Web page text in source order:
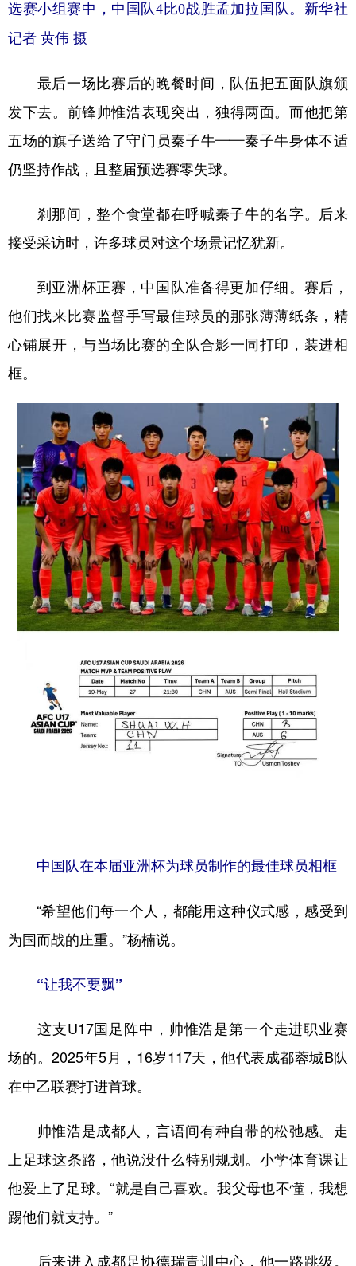
选赛小组赛中，中国队4比0战胜孟加拉国队。新华社
记者 黄伟 摄
最后一场比赛后的晚餐时间，队伍把五面队旗颁
发下去。前锋帅惟浩表现突出，独得两面。而他把第
五场的旗子送给了守门员秦子牛——秦子牛身体不适
仍坚持作战，且整届预选赛零失球。
刹那间，整个食堂都在呼喊秦子牛的名字。后来
接受采访时，许多球员对这个场景记忆犹新。
到亚洲杯正赛，中国队准备得更加仔细。赛后，
他们找来比赛监督手写最佳球员的那张薄薄纸条，精
心铺展开，与当场比赛的全队合影一同打印，装进相
框。
中国队在本届亚洲杯为球员制作的最佳球员相框
“希望他们每一个人，都能用这种仪式感，感受到
为国而战的庄重。”杨楠说。
“让我不要飘”
这支U17国足阵中，帅惟浩是第一个走进职业赛
场的。2025年5月，16岁117天，他代表成都蓉城B队
在中乙联赛打进首球。
帅惟浩是成都人，言语间有种自带的松弛感。走
上足球这条路，他说没什么特别规划。小学体育课让
他爱上了足球。“就是自己喜欢。我父母也不懂，我想
踢他们就支持。”
后来进入成都足协德瑞青训中心，他一路跳级。